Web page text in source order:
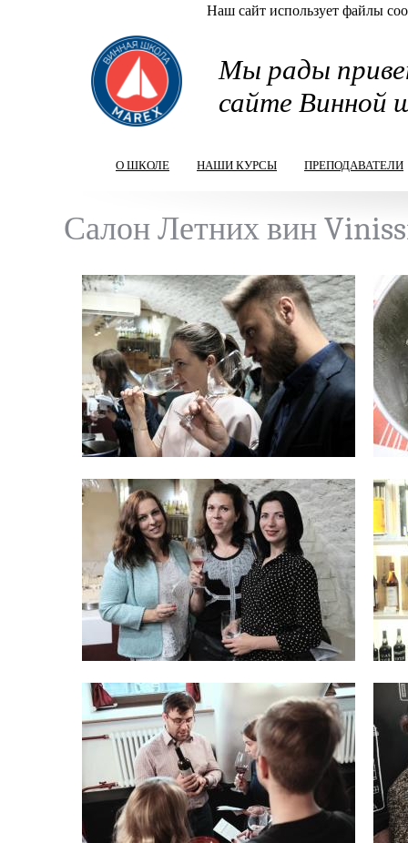
Наш сайт использует файлы
Мы рады
сайте Винной
О ШКОЛЕ НАШИ КУРСЫ ПРЕПОДАВАТЕЛИ
Салон Летних вин